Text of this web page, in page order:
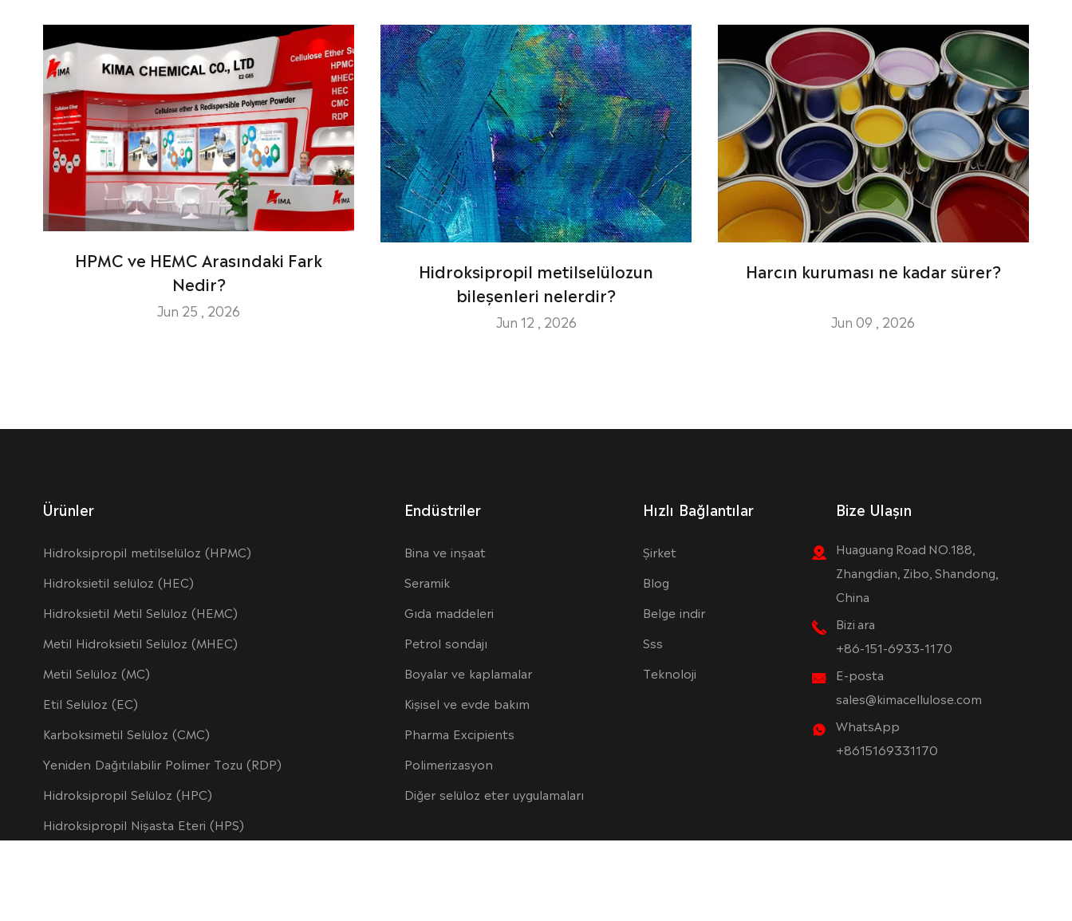
HPMC ve HEMC Arasındaki Fark
Nedir?
Jun 25 , 2026
Hidroksipropil metilselülozun
bileşenleri nelerdir?
Jun 12 , 2026
Harcın kuruması ne kadar sürer?
Jun 09 , 2026
Ürünler
Hidroksipropil metilselüloz (HPMC)
Hidroksietil selüloz (HEC)
Hidroksietil Metil Selüloz (HEMC)
Metil Hidroksietil Selüloz (MHEC)
Metil Selüloz (MC)
Etil Selüloz (EC)
Karboksimetil Selüloz (CMC)
Yeniden Dağıtılabilir Polimer Tozu (RDP)
Hidroksipropil Selüloz (HPC)
Hidroksipropil Nişasta Eteri (HPS)
Endüstriler
Bina ve inşaat
Seramik
Gıda maddeleri
Petrol sondajı
Boyalar ve kaplamalar
Kişisel ve evde bakım
Pharma Excipients
Polimerizasyon
Diğer selüloz eter uygulamaları
Hızlı Bağlantılar
Şirket
Blog
Belge indir
Sss
Teknoloji
Bize Ulaşın
Huaguang Road NO.188,
Zhangdian, Zibo, Shandong,
China
Bizi ara
+86-151-6933-1170
E-posta
sales@kimacellulose.com
WhatsApp
+8615169331170